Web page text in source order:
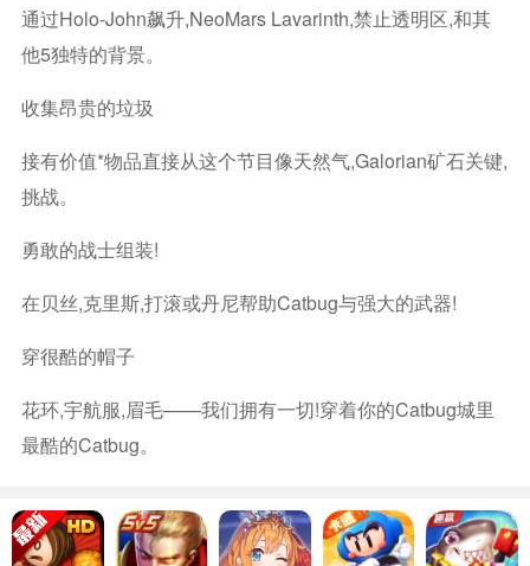
通过Holo-John飙升,NeoMars Lavarinth,禁止透明区,和其
他5独特的背景。
收集昂贵的垃圾
接有价值*物品直接从这个节目像天然气,Galorian矿石关键,
挑战。
勇敢的战士组装!
在贝丝,克里斯,打滚或丹尼帮助Catbug与强大的武器!
穿很酷的帽子
花环,宇航服,眉毛——我们拥有一切!穿着你的Catbug城里
最酷的Catbug。